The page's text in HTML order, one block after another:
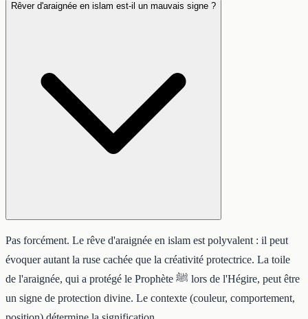
Rêver d'araignée en islam est-il un mauvais signe ?
Pas forcément. Le rêve d'araignée en islam est polyvalent : il peut
évoquer autant la ruse cachée que la créativité protectrice. La toile
de l'araignée, qui a protégé le Prophète ﷺ lors de l'Hégire, peut être
un signe de protection divine. Le contexte (couleur, comportement,